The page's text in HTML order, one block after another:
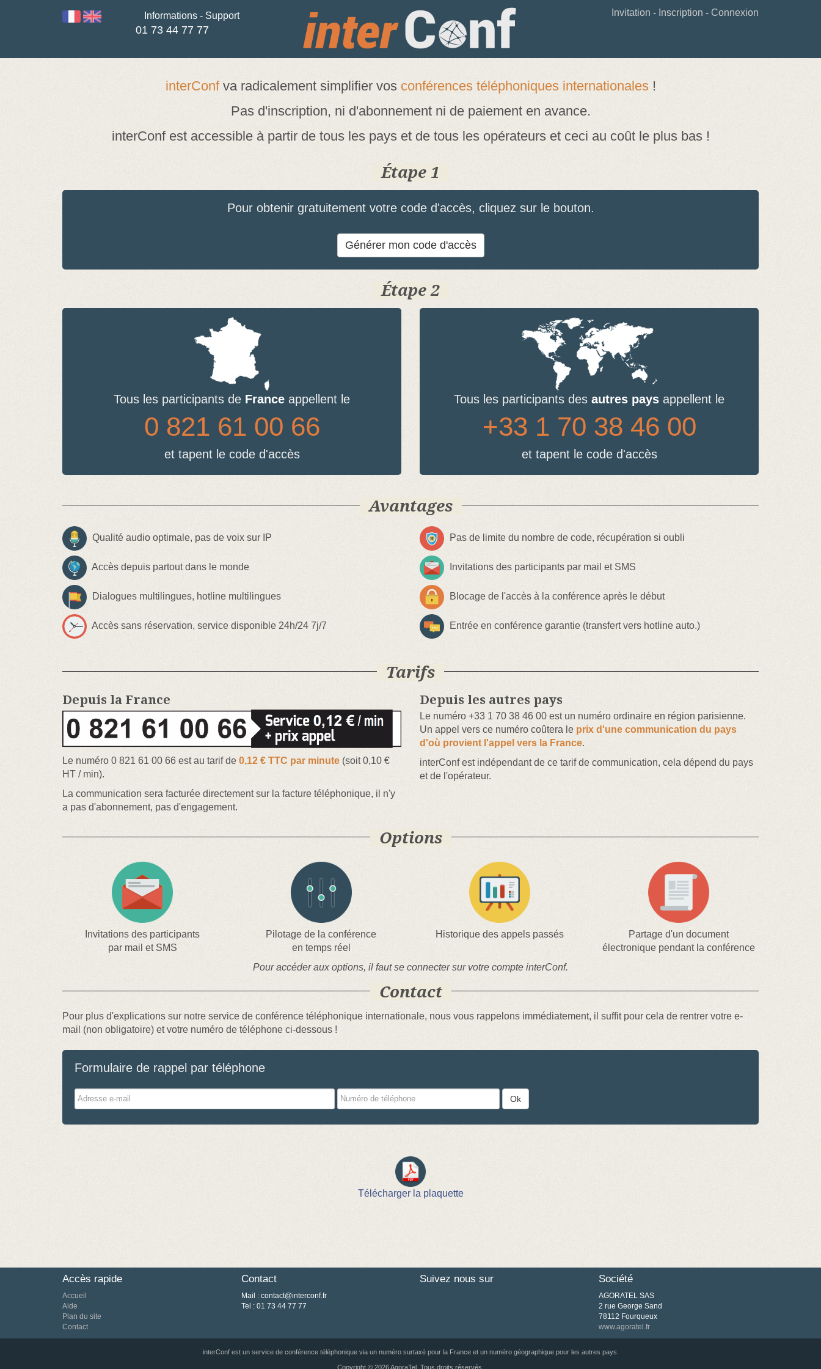
Informations - Support
01 73 44 77 77
Invitation - Inscription - Connexion
interConfva radicalement simplifier vos conférences téléphoniques internationales!
Pas d'inscription, ni d'abonnement ni de paiement en avance.
interConf est accessible à partir de tous les pays et de tous les opérateurs et ceci au coût le plus bas !
Étape 1
Pour obtenir gratuitement votre code d'accès, cliquez sur le bouton.
Générer mon code d'accès
Étape 2
Tous les participants de France appellent le
0 821 61 00 66
et tapent le code d'accès
Tous les participants des autres pays appellent le
+33 1 70 38 46 00
et tapent le code d'accès
Avantages
Qualité audio optimale, pas de voix sur IP
Accès depuis partout dans le monde
Dialogues multilingues, hotline multilingues
Accès sans réservation, service disponible 24h/24 7j/7
Pas de limite du nombre de code, récupération si oubli
Invitations des participants par mail et SMS
Blocage de l'accès à la conférence après le début
Entrée en conférence garantie (transfert vers hotline auto.)
Tarifs
Depuis la France
Le numéro 0 821 61 00 66 est au tarif de 0,12 € TTC par minute (soit 0,10 €
HT / min).
La communication sera facturée directement sur la facture téléphonique, il n'y
a pas d'abonnement, pas d'engagement.
Depuis les autres pays
Le numéro +33 1 70 38 46 00 est un numéro ordinaire en région parisienne.
Un appel vers ce numéro coûtera le prix d'une communication du pays
d'où provient l'appel vers la France.
interConf est indépendant de ce tarif de communication, cela dépend du pays
et de l'opérateur.
Options
Invitations des participants
par mail et SMS
Pilotage de la conférence
en temps réel
Historique des appels passés
Partage d'un document
électronique pendant la conférence
Pour accéder aux options, il faut se connecter sur votre compte interConf.
Contact
Pour plus d'explications sur notre service de conférence téléphonique internationale, nous vous rappelons immédiatement, il suffit pour cela de rentrer votre e-
mail (non obligatoire) et votre numéro de téléphone ci-dessous !
Formulaire de rappel par téléphone
Adresse
e-
Numéro
de
Ok
Télécharger la plaquette
Accès rapide
Accueil
Aide
Plan du site
Contact
Contact
Mail : contact@interconf.fr
Tel : 01 73 44 77 77
Suivez nous sur Société
AGORATEL SAS
2 rue George Sand
78112 Fourqueux
www.agoratel.fr
interConf est un service de conférence téléphonique via un numéro surtaxé pour la France et un numéro géographique pour les autres pays.
Copyright © 2026 AgoraTel. Tous droits réservés.